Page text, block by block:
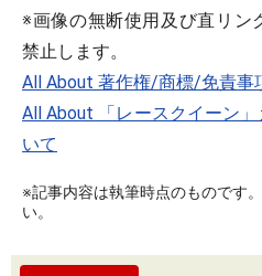
※画像の無断使用及び直リン
禁止します。
All About 著作権/商標/免責事
All About 「レースクイーン
いて
※記事内容は執筆時点のものです
い。